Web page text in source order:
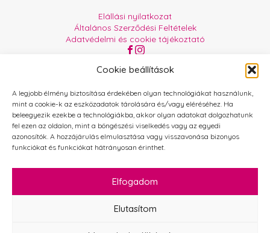
Cookie beállítások
A legjobb élmény biztosítása érdekében olyan technológiákat használunk,
mint a cookie-k az eszközadatok tárolására és/vagy eléréséhez. Ha
beleegyezik ezekbe a technológiákba, akkor olyan adatokat dolgozhatunk
fel ezen az oldalon, mint a böngészési viselkedés vagy az egyedi
azonosítók. A hozzájárulás elmulasztása vagy visszavonása bizonyos
funkciókat és funkciókat hátrányosan érinthet.
Elfogadom
Elutasítom
Elállási nyilatkozat
Általános Szerződési Feltételek
Adatvédelmi és cookie tájékoztató